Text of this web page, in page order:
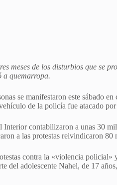
meses de los disturbios que se
a quemarropa.
se manifestaron este sábado
de la policía fue atacado
contabilizaron a unas 30
a las protestas reivindicaron
contra la «violencia policial»
del adolescente Nahel, de 17